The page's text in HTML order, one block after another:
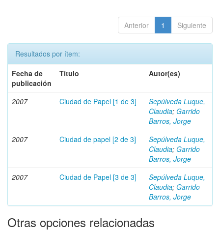
Anterior 1 Siguiente
Resultados por ítem:
Fecha de
publicación
Título Autor(es)
2007 Ciudad de Papel [1 de 3]
Sepúlveda Luque,
Claudia; Garrido
Barros, Jorge
2007
Ciudad de papel [2 de 3]
Sepúlveda Luque,
Claudia; Garrido
Barros, Jorge
2007
Ciudad de Papel [3 de 3]
Sepúlveda Luque,
Claudia; Garrido
Barros, Jorge
Otras opciones relacionadas